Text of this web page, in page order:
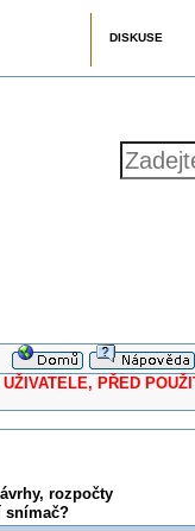
DISKUSE
PŘED
rozpočty
snímač?